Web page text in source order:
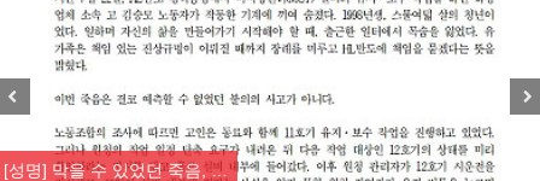
[성명] 막을 수 있었던 죽음, …